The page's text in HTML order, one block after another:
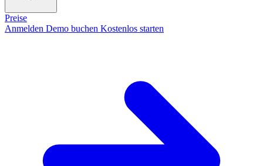
Preise
Anmelden Demo buchen Kostenlos starten